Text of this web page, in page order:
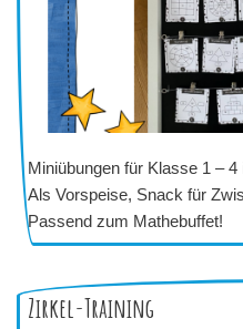
Miniübungen für Klasse 1 –
Als Vorspeise, Snack für
Passend zum Mathebuffet!
Zirkel-Training